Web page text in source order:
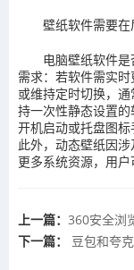
壁纸软件需要
电脑壁纸软件
需求：若软件需实
或维持定时切换，
持一次性静态设置
开机启动或托盘图标
此外，动态壁纸因
更多系统资源，用户
上一篇： 360安全浏
下一篇：
豆包和夸